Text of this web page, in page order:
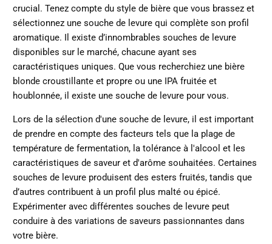
crucial. Tenez compte du style de bière que vous brassez et
sélectionnez une souche de levure qui complète son profil
aromatique. Il existe d’innombrables souches de levure
disponibles sur le marché, chacune ayant ses
caractéristiques uniques. Que vous recherchiez une bière
blonde croustillante et propre ou une IPA fruitée et
houblonnée, il existe une souche de levure pour vous.
Lors de la sélection d'une souche de levure, il est important
de prendre en compte des facteurs tels que la plage de
température de fermentation, la tolérance à l'alcool et les
caractéristiques de saveur et d'arôme souhaitées. Certaines
souches de levure produisent des esters fruités, tandis que
d’autres contribuent à un profil plus malté ou épicé.
Expérimenter avec différentes souches de levure peut
conduire à des variations de saveurs passionnantes dans
votre bière.